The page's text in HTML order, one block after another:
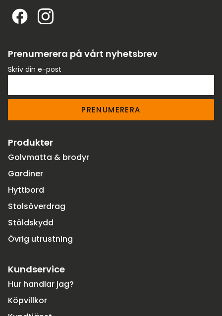
Prenumerera på vårt nyhetsbrev
Skriv din e-post
PRENUMERERA
Produkter
Golvmatta & brodyr
Gardiner
Hyttbord
Stolsöverdrag
Stöldskydd
Övrig utrustning
Kundservice
Hur handlar jag?
Köpvillkor